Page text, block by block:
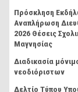
Πρόσκληση
Αναπλήρωση
2026 Θέσεις
Μαγνησίας
Διαδικασία
νεοδιόριστων
Δελτίο Τύπου